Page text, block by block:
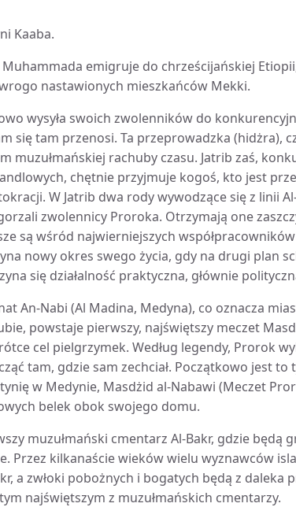
Kaaba.
Muhammada emigruje do chrześcijańskiej
nastawionych mieszkańców Mekki.
wysyła swoich zwolenników do
się tam przenosi. Ta przeprowadzka (hidżra),
muzułmańskiej rachuby czasu. Jatrib zaś,
chętnie przyjmuje kogoś, kto jest
W Jatrib dwa rody wywodzące się z linii
zwolennicy Proroka. Otrzymają one
są wśród najwierniejszych
nowy okres swego życia, gdy na drugi plan
się działalność praktyczna, głównie
An-Nabi (Al Madina, Medyna), co oznacza
powstaje pierwszy, najświętszy meczet
cel pielgrzymek. Według legendy, Prorok
tam, gdzie sam zechciał. Początkowo jest to
w Medynie, Masdżid al-Nabawi (Meczet
belek obok swojego domu.
muzułmański cmentarz Al-Bakr, gdzie będą
Przez kilkanaście wieków wielu wyznawców
a zwłoki pobożnych i bogatych będą z daleka
najświętszym z muzułmańskich cmentarzy.